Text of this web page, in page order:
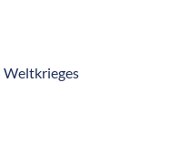
Weltkrieges